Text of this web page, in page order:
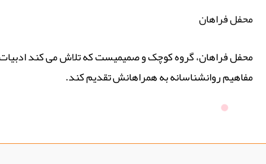
محفل فراهان
محفل فراهان، گروه کوچک و صمیمیست که تلاش می کند ادبیات
مفاهیم روانشناسانه به همراهانش تقدیم کند.